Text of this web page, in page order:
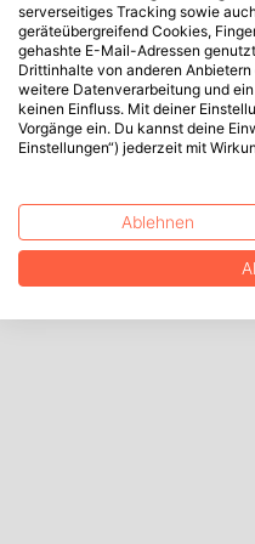
serverseitiges Tracking sowie
geräteübergreifend Cookies,
gehashte E-Mail-Adressen
Drittinhalte von anderen
weitere Datenverarbeitung und
keinen Einfluss. Mit deiner
Vorgänge ein. Du kannst deine
Einstellungen“) jederzeit mit
Ablehnen